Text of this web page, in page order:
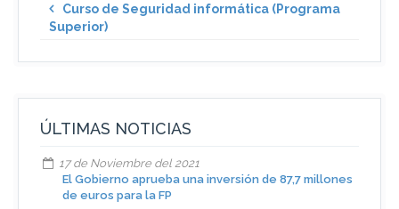
Curso de Seguridad informática (Programa
Superior)
ÚLTIMAS NOTICIAS
17 de Noviembre del 2021
El Gobierno aprueba una inversión de 87,7 millones
de euros para la FP